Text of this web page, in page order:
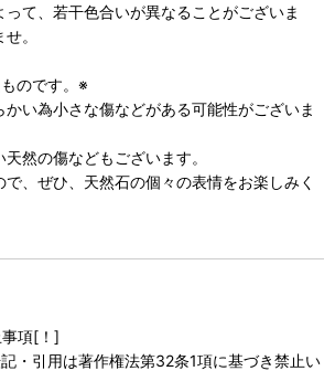
て、若干色合いが異なることがございま
。
のです。※
かい為小さな傷などがある可能性がございま
然の傷などもございます。
、ぜひ、天然石の個々の表情をお楽しみく
項[！]
・引用は著作権法第32条1項に基づき禁止い